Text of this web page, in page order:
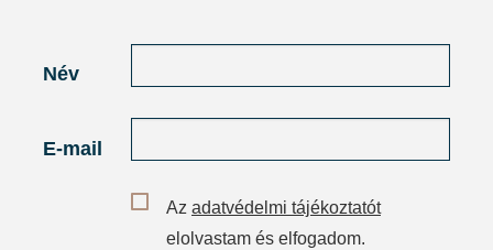
Név
E-mail
Az adatvédelmi tájékoztatót
elolvastam és elfogadom.